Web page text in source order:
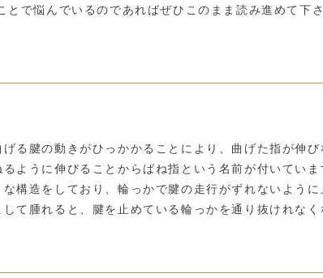
とで悩んでいるのであればぜひこのまま読み進めて下
る腱の動きがひっかかることにより、曲げた指が伸
ように伸びることからばね指という名前が付いていま
構造をしており、輪っかで腱の走行がずれないよう
て腫れると、腱を止めている輪っかを通り抜けれな